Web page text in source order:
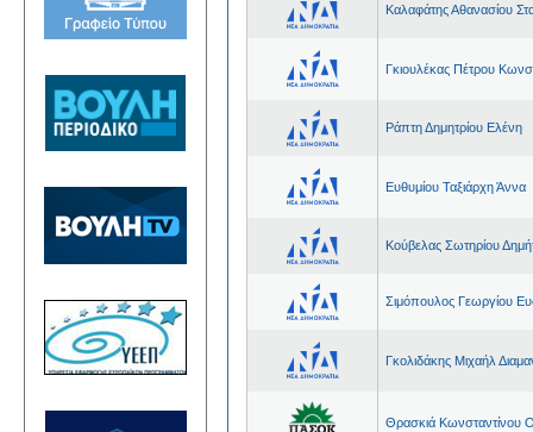
Καλαφάτης Αθανασίου
Γκιουλέκας Πέτρου
Ράπτη Δημητρίου Ελένη
Ευθυμίου Ταξιάρχη Άννα
Κούβελας Σωτηρίου
Σιμόπουλος Γεωργίου
Γκολιδάκης Μιχαήλ
Θρασκιά Κωνσταντίνου